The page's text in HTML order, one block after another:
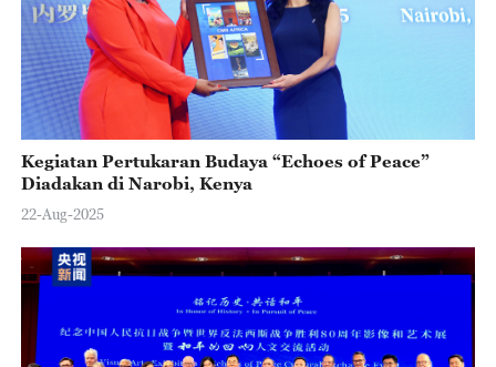
Kegiatan Pertukaran Budaya “Echoes of Peace”
Diadakan di Narobi, Kenya
22-Aug-2025